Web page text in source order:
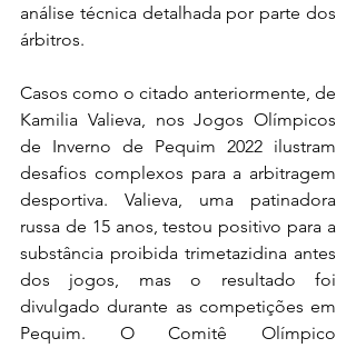
análise técnica detalhada por parte dos
árbitros.
Casos como o citado anteriormente, de
Kamilia Valieva, nos Jogos Olímpicos
de Inverno de Pequim 2022 ilustram
desafios complexos para a arbitragem
desportiva. Valieva, uma patinadora
russa de 15 anos, testou positivo para a
substância proibida trimetazidina antes
dos jogos, mas o resultado foi
divulgado durante as competições em
Pequim. O Comitê Olímpico